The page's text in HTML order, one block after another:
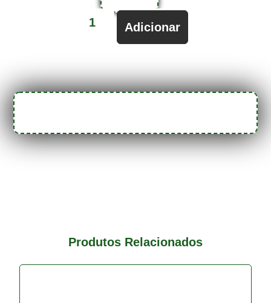
Adicionar
Produtos Relacionados